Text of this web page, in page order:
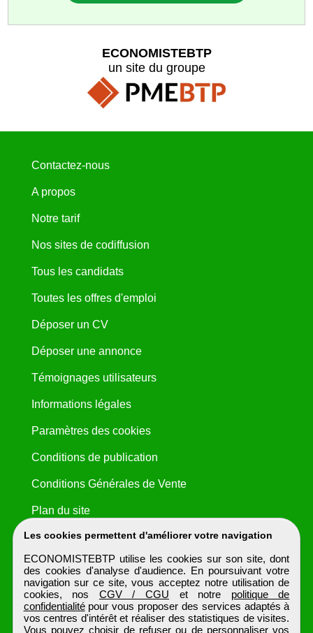
Les cookies permettent d'améliorer votre navigation
ECONOMISTEBTP utilise les cookies sur son site, dont
des cookies d'analyse d'audience. En poursuivant votre
navigation sur ce site, vous acceptez notre utilisation de
cookies, nos CGV / CGU et notre politique de
confidentialitépour vous proposer des services adaptés à
vos centres d'intérêt et réaliser des statistiques de visites.
Vous pouvez choisir de refuser ou de personnaliser vos
ECONOMISTEBTP
un site du groupe
Contactez-nous
A propos
Notre tarif
Nos sites de codiffusion
Tous les candidats
Toutes les offres d'emploi
Déposer un CV
Déposer une annonce
Témoignages utilisateurs
Informations légales
Paramètres des cookies
Conditions de publication
Conditions Générales de Vente
Plan du site